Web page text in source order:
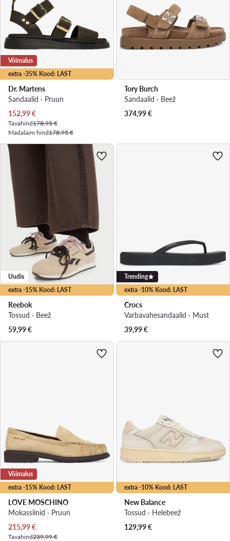
extra -35% Kood: LAST
Võimalus
Dr. Martens
Sandaalid · Pruun
Praegune hind
152,99€
Tavahind178,95 €
Madalaim hind178,95 €
Tory Burch
Sandaalid · Beež
374,99€
extra -15% Kood: LAST
Uudis
Reebok
Tossud · Beež
59,99€
extra -10% Kood: LAST
Trending
Crocs
Varbavahesandaalid · Must
39,99€
extra -15% Kood: LAST
Võimalus
LOVE MOSCHINO
Mokassiinid · Pruun
Praegune hind
215,99€
Tavahind239,99 €
extra -10% Kood: LAST
New Balance
Tossud · Helebeež
129,99€